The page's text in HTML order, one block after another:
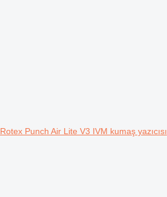
Rotex Punch Air Lite V3 IVM kumaş yazıcısı